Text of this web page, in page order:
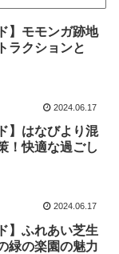
】モモンガ跡地
ラクションと
2024.06.17
】はなびより混
！快適な過ごし
2024.06.17
】ふれあい芝生
緑の楽園の魅力